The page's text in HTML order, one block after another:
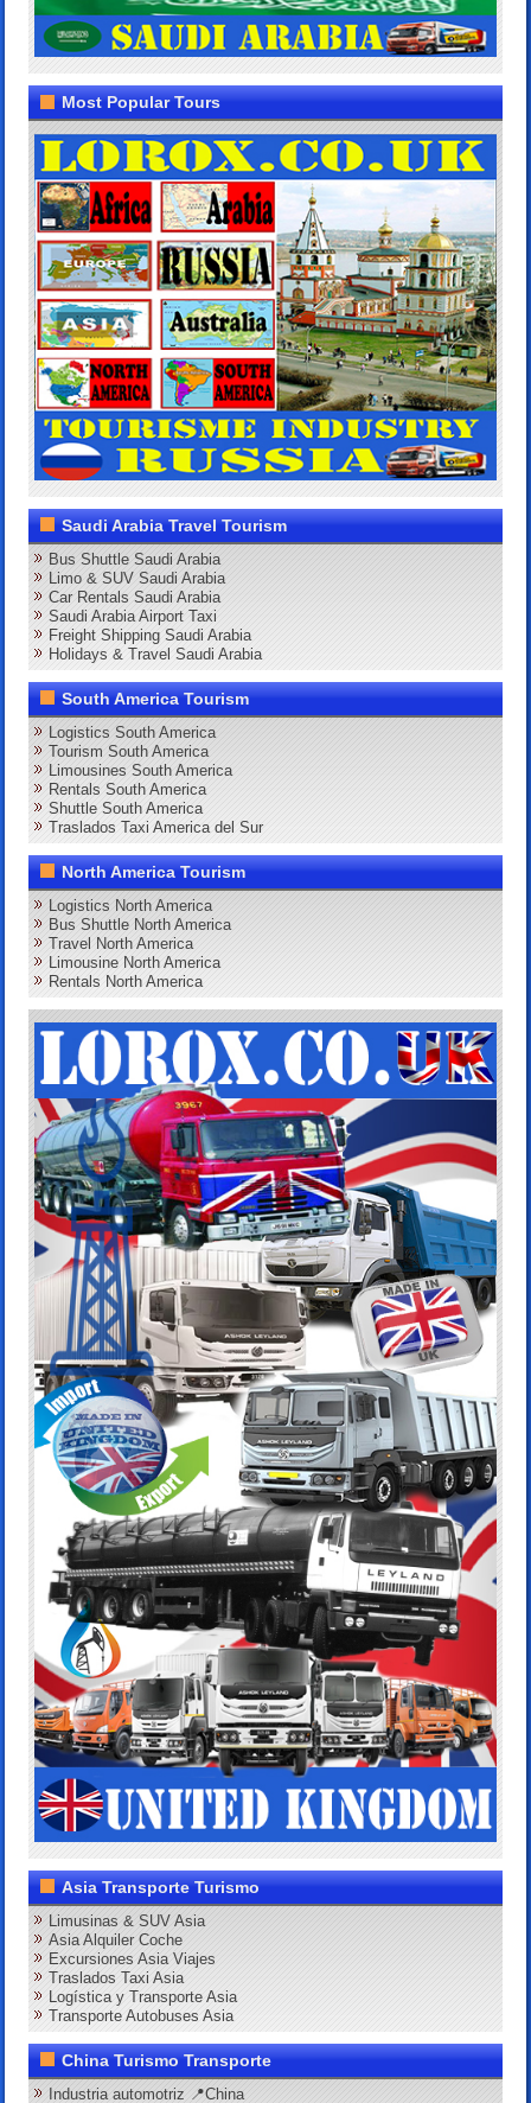
Most Popular Tours
Saudi Arabia Travel Tourism
Bus Shuttle Saudi Arabia
Limo & SUV Saudi Arabia
Car Rentals Saudi Arabia
Saudi Arabia Airport Taxi
Freight Shipping Saudi Arabia
Holidays & Travel Saudi Arabia
South America Tourism
Logistics South America
Tourism South America
Limousines South America
Rentals South America
Shuttle South America
Traslados Taxi America del Sur
North America Tourism
Logistics North America
Bus Shuttle North America
Travel North America
Limousine North America
Rentals North America
Asia Transporte Turismo
Limusinas & SUV Asia
Asia Alquiler Coche
Excursiones Asia Viajes
Traslados Taxi Asia
Logística y Transporte Asia
Transporte Autobuses Asia
China Turismo Transporte
Industria automotriz 📍China